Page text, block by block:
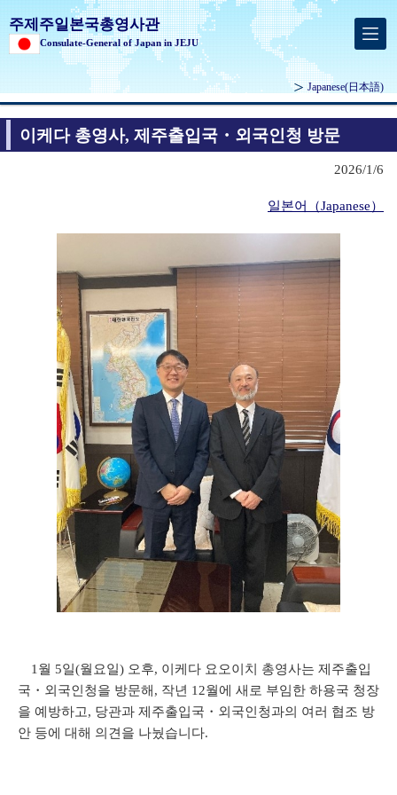
주제주일본국총영사관
Consulate-General of Japan in JEJU
Japanese(日本語)
이케다 총영사, 제주출입국・외국인청 방문
2026/1/6
일본어（Japanese）
1월 5일(월요일) 오후, 이케다 요오이치 총영사는 제주출입
국 ・ 외국인청을 방문해, 작년 12월에 새로 부임한 하용국 청장
을 예방하고, 당관과 제주출입국 ・외국인청과의 여러 협조 방
안 등에 대해 의견을 나눴습니다.